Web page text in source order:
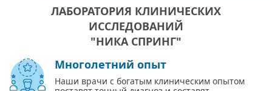
ЛАБОРАТОРИЯ КЛИНИЧЕСКИХ
ИССЛЕДОВАНИЙ
"НИКА СПРИНГ"
Многолетний опыт
Наши врачи с богатым клиническим опытом